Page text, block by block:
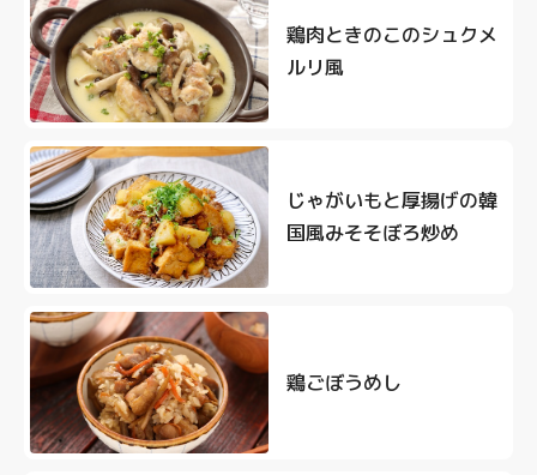
鶏肉ときのこのシュクメ
ルリ風
じゃがいもと厚揚げの韓
国風みそそぼろ炒め
鶏ごぼうめし